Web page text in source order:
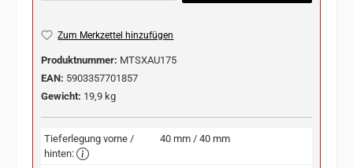
Zum Merkzettel hinzufügen
Produktnummer: MTSXAU175
EAN: 5903357701857
Gewicht: 19,9 kg
Tieferlegung vorne /
hinten:
40 mm / 40 mm